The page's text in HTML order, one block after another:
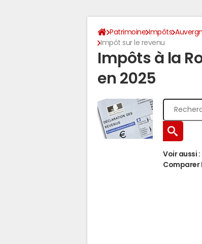
Patrimoine Impôts
Impôt sur le revenu
Impôts à la
en 2025
Voir aussi :
Comparer